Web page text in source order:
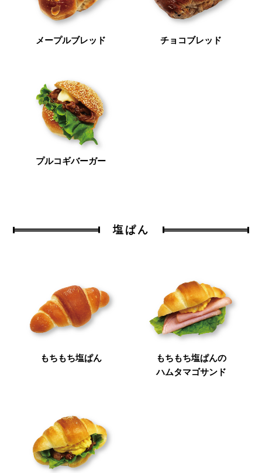
メープルブレッド チョコブレッド
プルコギバーガー
塩ぱん
もちもち塩ぱん
もちもち塩ぱんの
ハムタマゴサンド